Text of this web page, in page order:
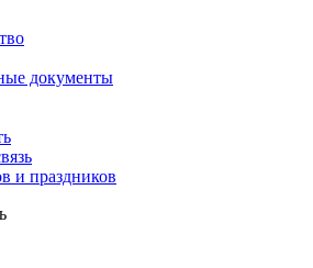
документы
и праздников